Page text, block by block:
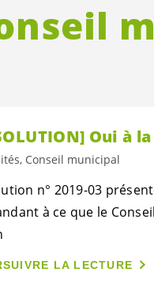
Oui à
Conseil municipal
n° 2019-03
à ce que le
LA LECTURE